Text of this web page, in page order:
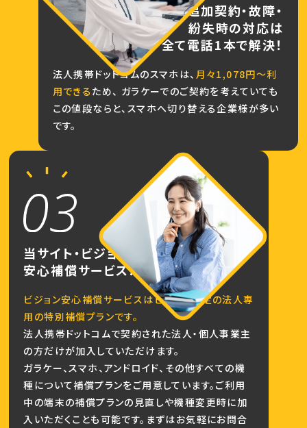
追加契約・故障・
紛失時の対応は
全て電話1本で解決！
法人携帯ドットコムのスマホは、 月々1,078円～利
用できる ため、 ガラケーでのご契約を考えていても
この値段ならと、スマホへ切り替える企業様が多い
です。
当サイト・ビジョン限定の
安心補償サービス！
ビジョン安心補償サービスはビジョン限定の法人専
用の特別補償プランです。
法人携帯ドットコムで契約された法人・個人事業主
の方だけが加入していただけます。
ガラケー、スマホ、アンドロイド、その他すべての機
種について補償プランをご用意しています。ご利用
中の端末の補償プランの見直しや機種変更時に加
入いただくことも可能です。まずはお気軽にお問合